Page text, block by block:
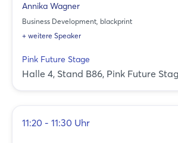
Annika Wagner
Business Development, blackprint
+ weitere Speaker
Pink Future Stage
Halle 4, Stand B86, Pink Future
11:20 - 11:30 Uhr